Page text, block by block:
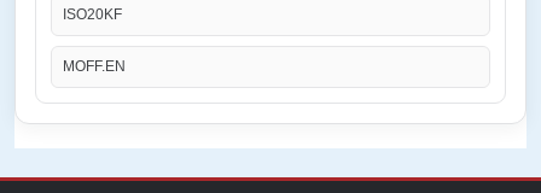
ISO20KF
MOFF.EN